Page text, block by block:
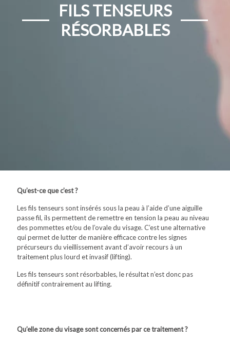
FILS TENSEURS
RÉSORBABLES
Qu’est-ce que c’est ?
Les fils tenseurs sont insérés sous la peau à l’aide d’une aiguille
passe fil, ils permettent de remettre en tension la peau au niveau
des pommettes et/ou de l’ovale du visage. C’est une alternative
qui permet de lutter de manière efficace contre les signes
précurseurs du vieillissement avant d’avoir recours à un
traitement plus lourd et invasif (lifting).
Les fils tenseurs sont résorbables, le résultat n’est donc pas
définitif contrairement au lifting.
Qu’elle zone du visage sont concernés par ce traitement ?